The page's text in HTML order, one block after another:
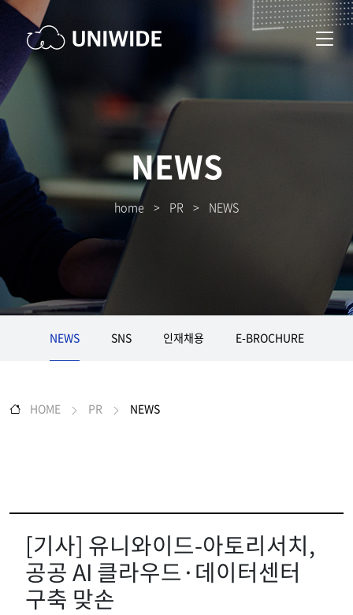
NEWS
home > PR > NEWS
NEWS SNS 인재채용 E-BROCHURE
HOME PR NEWS
[기사] 유니와이드-아토리서치,
공공 AI 클라우드·데이터센터
구축 맞손